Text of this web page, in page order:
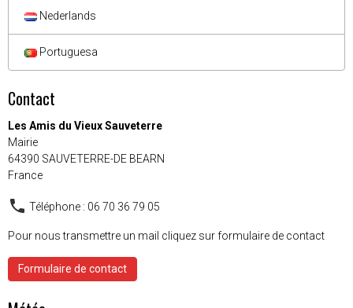
Nederlands
Portuguesa
Contact
Les Amis du Vieux Sauveterre
Mairie
64390 SAUVETERRE-DE BEARN
France
Téléphone : 06 70 36 79 05
Pour nous transmettre un mail cliquez sur formulaire de contact
Formulaire de contact